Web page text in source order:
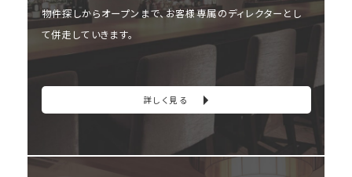
物件探しからオープンまで、お客様専属のディレクターとし
て併走していきます。
詳しく見る